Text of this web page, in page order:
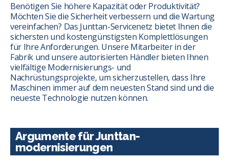
Benötigen Sie höhere Kapazität oder Produktivität?
Möchten Sie die Sicherheit verbessern und die Wartung
vereinfachen? Das Junttan-Servicenetz bietet Ihnen die
sichersten und kostengünstigsten Komplettlösungen
für Ihre Anforderungen. Unsere Mitarbeiter in der
Fabrik und unsere autorisierten Händler bieten Ihnen
vielfältige Modernisierungs- und
Nachrüstungsprojekte, um sicherzustellen, dass Ihre
Maschinen immer auf dem neuesten Stand sind und die
neueste Technologie nutzen können.
Argumente für Junttan-
modernisierungen